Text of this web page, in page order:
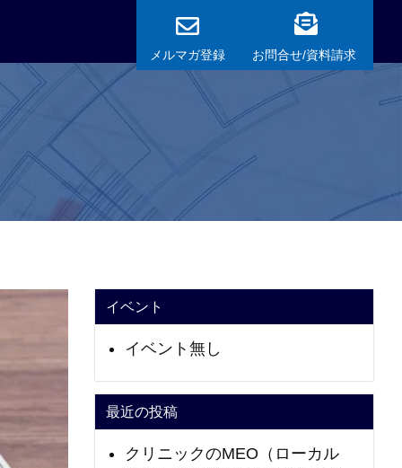
メルマガ登録 お問合せ/資料請求
イベント
イベント無し
最近の投稿
クリニックのMEO（ローカル